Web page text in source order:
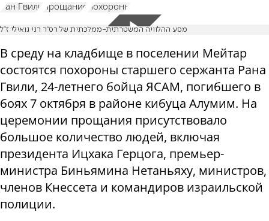
Ран Гвили прощание похороны
מסע ההלוויה המשטרתית-ממלכתית של רס"ר רני גואילי ז"ל
В среду на кладбище в поселении Мейтар
состоятся похороны старшего сержанта Рана
Гвили, 24-летнего бойца ЯСАМ, погибшего в
боях 7 октября в районе кибуца Алумим. На
церемонии прощания присутствовало
большое количество людей, включая
президента Ицхака Герцога, премьер-
министра Биньямина Нетаньяху, министров,
членов Кнессета и командиров израильской
полиции.